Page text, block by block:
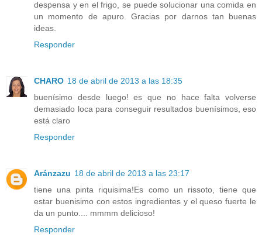
despensa y en el frigo, se puede solucionar una comida en
un momento de apuro. Gracias por darnos tan buenas
ideas.
Responder
CHARO 18 de abril de 2013 a las 18:35
buenísimo desde luego! es que no hace falta volverse
demasiado loca para conseguir resultados buenísimos, eso
está claro
Responder
Aránzazu 18 de abril de 2013 a las 23:17
tiene una pinta riquisima!Es como un rissoto, tiene que
estar buenisimo con estos ingredientes y el queso fuerte le
da un punto.... mmmm delicioso!
Responder